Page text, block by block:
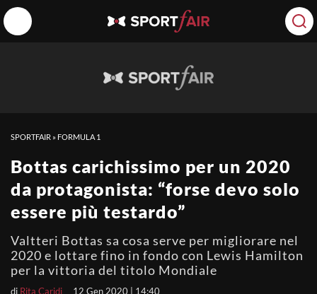
SPORTFAIR » FORMULA 1
Bottas carichissimo per un 2020
da protagonista: “forse devo solo
essere più testardo”
Valtteri Bottas sa cosa serve per migliorare nel
2020 e lottare fino in fondo con Lewis Hamilton
per la vittoria del titolo Mondiale
di Rita Caridi 12 Gen 2020 | 14:40